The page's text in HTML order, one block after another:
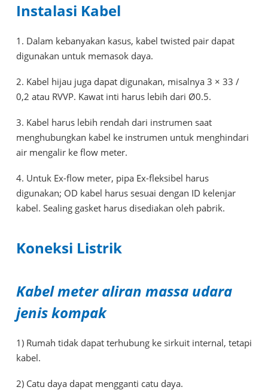
Instalasi Kabel
1. Dalam kebanyakan kasus, kabel twisted pair dapat
digunakan untuk memasok daya.
2. Kabel hijau juga dapat digunakan, misalnya 3 × 33 /
0,2 atau RVVP. Kawat inti harus lebih dari Ø0.5.
3. Kabel harus lebih rendah dari instrumen saat
menghubungkan kabel ke instrumen untuk menghindari
air mengalir ke flow meter.
4. Untuk Ex-flow meter, pipa Ex-fleksibel harus
digunakan; OD kabel harus sesuai dengan ID kelenjar
kabel. Sealing gasket harus disediakan oleh pabrik.
Koneksi Listrik
Kabel meter aliran massa udara
jenis kompak
1) Rumah tidak dapat terhubung ke sirkuit internal, tetapi
kabel.
2) Catu daya dapat mengganti catu daya.